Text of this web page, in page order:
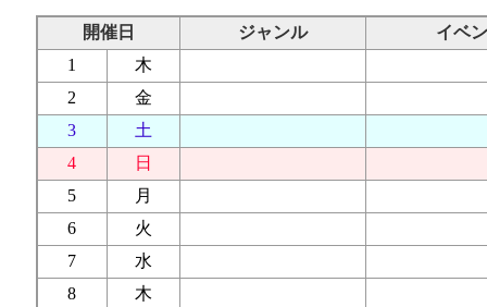
開催日 ジャンル
イベ
1
木
2
金
3
土
4
日
5
月
6
火
7
水
8
木